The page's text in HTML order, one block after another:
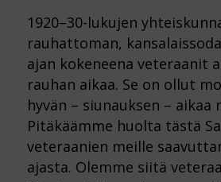
1920–30-lukujen
rauhattoman,
ajan kokeneena veteraanit
rauhan aikaa. Se on ollut
hyvän – siunauksen – aikaa
Pitäkäämme huolta tästä
veteraanien meille
ajasta. Olemme siitä